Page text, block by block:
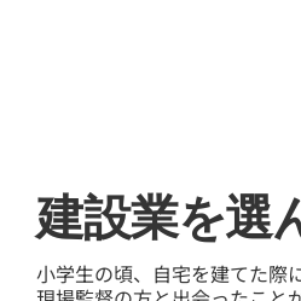
建設業を選
小学生の頃、自宅を建てた際